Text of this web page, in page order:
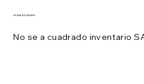
revisar inventario
No se a cuadrado inventario